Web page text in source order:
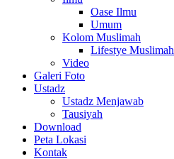
Oase Ilmu
Umum
Kolom Muslimah
Lifestye Muslimah
Video
Galeri Foto
Ustadz
Ustadz Menjawab
Tausiyah
Download
Peta Lokasi
Kontak